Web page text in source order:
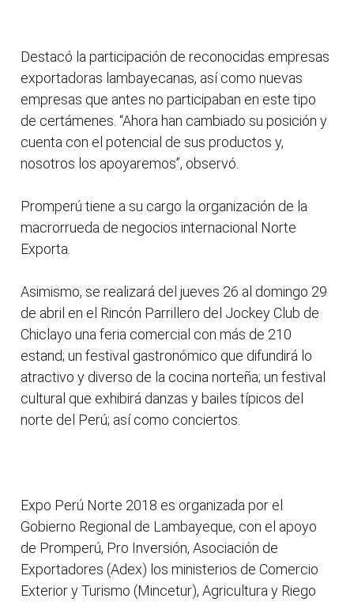
Destacó la participación de reconocidas empresas
exportadoras lambayecanas, así como nuevas
empresas que antes no participaban en este tipo
de certámenes. “Ahora han cambiado su posición y
cuenta con el potencial de sus productos y,
nosotros los apoyaremos”, observó.
Promperú tiene a su cargo la organización de la
macrorrueda de negocios internacional Norte
Exporta.
Asimismo, se realizará del jueves 26 al domingo 29
de abril en el Rincón Parrillero del Jockey Club de
Chiclayo una feria comercial con más de 210
estand; un festival gastronómico que difundirá lo
atractivo y diverso de la cocina norteña; un festival
cultural que exhibirá danzas y bailes típicos del
norte del Perú; así como conciertos.
Expo Perú Norte 2018 es organizada por el
Gobierno Regional de Lambayeque, con el apoyo
de Promperú, Pro Inversión, Asociación de
Exportadores (Adex) los ministerios de Comercio
Exterior y Turismo (Mincetur), Agricultura y Riego